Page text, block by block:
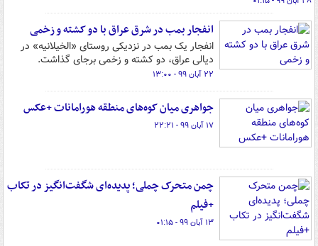
انفجار بمب در شرق عراق با دو کشته و زخمی
انفجار یک بمب در نزدیکی روستای «الخیلانیه» در
دیالی عراق، دو کشته و زخمی برجای گذاشت.
۲۲ آبان ۹۹ - ۱۳:۰۰
جواهری میان کوه‌های منطقه هورامانات +عکس
۱۷ آبان ۹۹ - ۲۲:۲۱
چمن متحرک چملی؛ پدیده‌ای شگفت‌انگیز در تکاب
+فیلم
۱۳ آبان ۹۹ - ۰۱:۱۵